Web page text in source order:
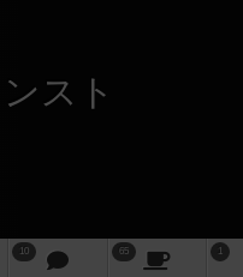
スト
10 65 1